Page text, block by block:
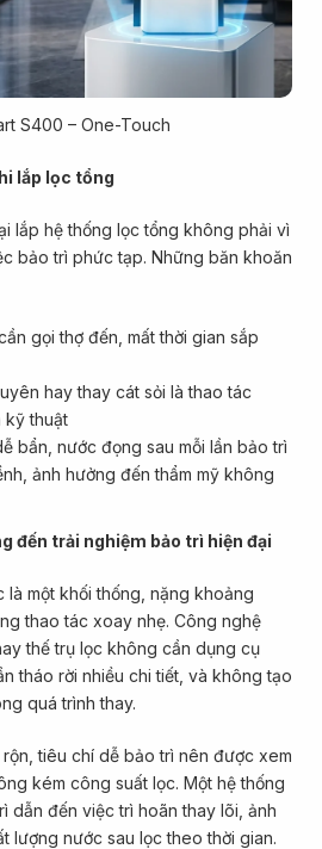
S400 – One-Touch
lắp lọc tổng
lắp hệ thống lọc tổng không phải vì
bảo trì phức tạp. Những băn khoăn
gọi thợ đến, mất thời gian sắp
hay thay cát sỏi là thao tác
kỹ thuật
bẩn, nước đọng sau mỗi lần bảo trì
ảnh hưởng đến thẩm mỹ không
đến trải nghiệm bảo trì hiện đại
là một khối thống, nặng khoảng
thao tác xoay nhẹ. Công nghệ
thế trụ lọc không cần dụng cụ
tháo rời nhiều chi tiết, và không tạo
quá trình thay.
tiêu chí dễ bảo trì nên được xem
kém công suất lọc. Một hệ thống
dẫn đến việc trì hoãn thay lõi, ảnh
lượng nước sau lọc theo thời gian.